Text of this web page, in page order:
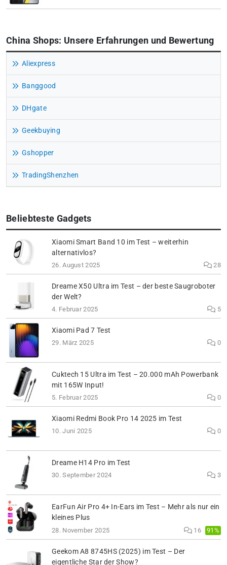
China Shops: Unsere Erfahrungen und Bewertung
Aliexpress
Banggood
DHgate
Geekbuying
Gshopper
TradingShenzhen
Beliebteste Gadgets
Xiaomi Smart Band 10 im Test – weiterhin
alternativlos?
26. August 2025 28
Dreame X50 Ultra im Test – der beste Saugroboter
der Welt?
4. Februar 2025 5
Xiaomi Pad 7 Test
29. März 2025 0
Cuktech 15 Ultra im Test – 20.000 mAh Powerbank
mit 165W Input!
5. Februar 2025 0
Xiaomi Redmi Book Pro 14 2025 im Test
10. Juni 2025 0
Dreame H14 Pro im Test
30. September 2024 3
EarFun Air Pro 4+ In-Ears im Test – Mehr als nur ein
kleines Plus
28. November 2025 16 91%
Geekom A8 8745HS (2025) im Test – Der
eigentliche Star der Show?